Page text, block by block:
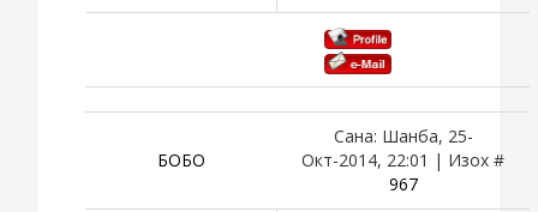
БОБО
Сана: Шанба, 25-
Окт-2014, 22:01 | Изох #
967